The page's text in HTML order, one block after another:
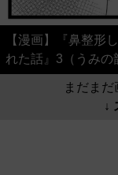
【漫画】『鼻整形
れた話』3（うみの
まだまだ
↓